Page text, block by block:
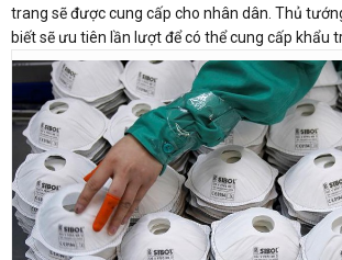
trang sẽ được cung cấp cho nhân dân. Thủ
biết sẽ ưu tiên lần lượt để có thể cung cấp khẩu